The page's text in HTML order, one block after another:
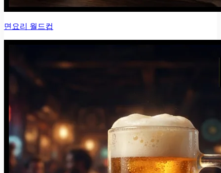
면요리 월드컵